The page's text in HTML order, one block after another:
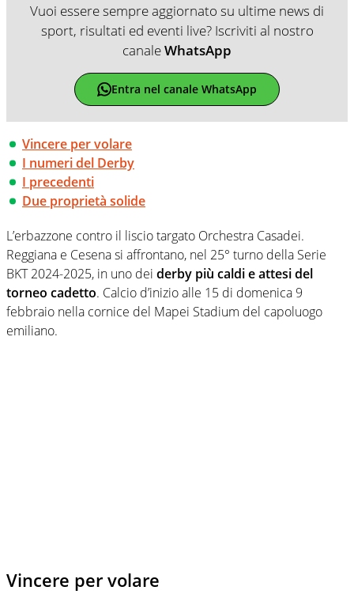
Vuoi essere sempre aggiornato su ultime news di
sport, risultati ed eventi live? Iscriviti al nostro
canaleWhatsApp
Entra nel canale WhatsApp
Vincere per volare
I numeri del Derby
I precedenti
Due proprietà solide
L’erbazzone contro il liscio targato Orchestra Casadei.
Reggiana e Cesena si affrontano, nel 25° turno della Serie
BKT 2024-2025, in uno dei derby più caldi e attesi del
torneo cadetto. Calcio d’inizio alle 15 di domenica 9
febbraio nella cornice del Mapei Stadium del capoluogo
emiliano.
Vincere per volare